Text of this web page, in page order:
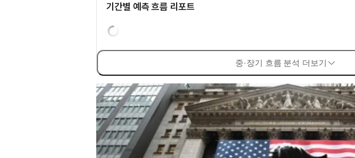
기간별 예측 흐름 리포트
중·장기 흐름 분석 더보기